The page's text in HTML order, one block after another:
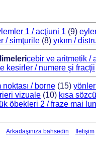
1 / acţiuni 1 (9)
/ simţurile (8) yıkım /
cebir ve aritmetik /
kesirler / numere şi fracţii
noktası / borne (15)
vizuale (10) kısa
öbekleri 2 / fraze mai
Arkadaşınıza bahsedin İletişim